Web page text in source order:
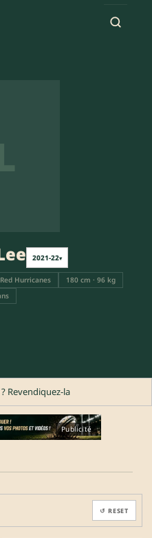
2021-22▾
Hurricanes
180 cm · 96 kg
Revendiquez-la
Publicité
↺ RESET